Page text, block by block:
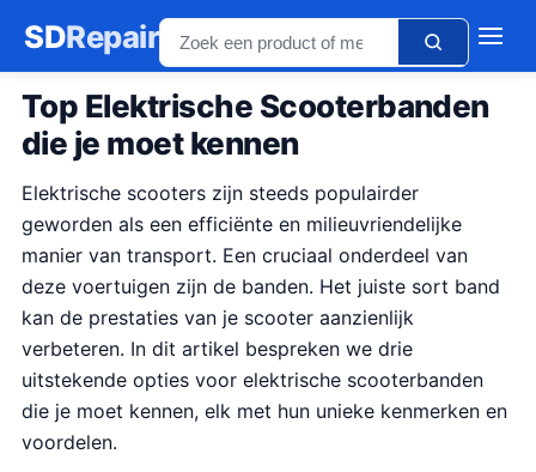
SDRepair
Top Elektrische Scooterbanden
die je moet kennen
Elektrische scooters zijn steeds populairder
geworden als een efficiënte en milieuvriendelijke
manier van transport. Een cruciaal onderdeel van
deze voertuigen zijn de banden. Het juiste sort band
kan de prestaties van je scooter aanzienlijk
verbeteren. In dit artikel bespreken we drie
uitstekende opties voor elektrische scooterbanden
die je moet kennen, elk met hun unieke kenmerken en
voordelen.